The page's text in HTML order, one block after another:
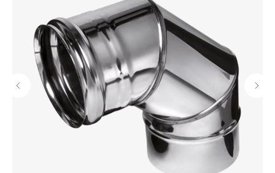
расчет дымохода
Я подтверждаю ознакомление с Политикой обработки персональных
данных и даю согласие на обработку персональных данных в порядке и на